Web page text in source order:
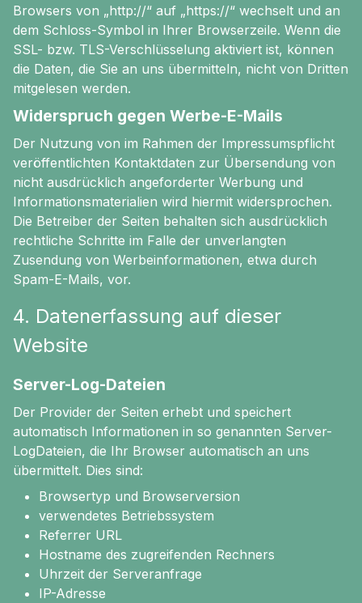
Browsers von „http://“ auf „https://“ wechselt und an
dem Schloss-Symbol in Ihrer Browserzeile. Wenn die
SSL- bzw. TLS-Verschlüsselung aktiviert ist, können
die Daten, die Sie an uns übermitteln, nicht von Dritten
mitgelesen werden.
Widerspruch gegen Werbe-E-Mails
Der Nutzung von im Rahmen der Impressumspflicht
veröffentlichten Kontaktdaten zur Übersendung von
nicht ausdrücklich angeforderter Werbung und
Informationsmaterialien wird hiermit widersprochen.
Die Betreiber der Seiten behalten sich ausdrücklich
rechtliche Schritte im Falle der unverlangten
Zusendung von Werbeinformationen, etwa durch
Spam-E-Mails, vor.
4. Datenerfassung auf dieser
Website
Server-Log-Dateien
Der Provider der Seiten erhebt und speichert
automatisch Informationen in so genannten Server-
LogDateien, die Ihr Browser automatisch an uns
übermittelt. Dies sind:
Browsertyp und Browserversion
verwendetes Betriebssystem
Referrer URL
Hostname des zugreifenden Rechners
Uhrzeit der Serveranfrage
IP-Adresse